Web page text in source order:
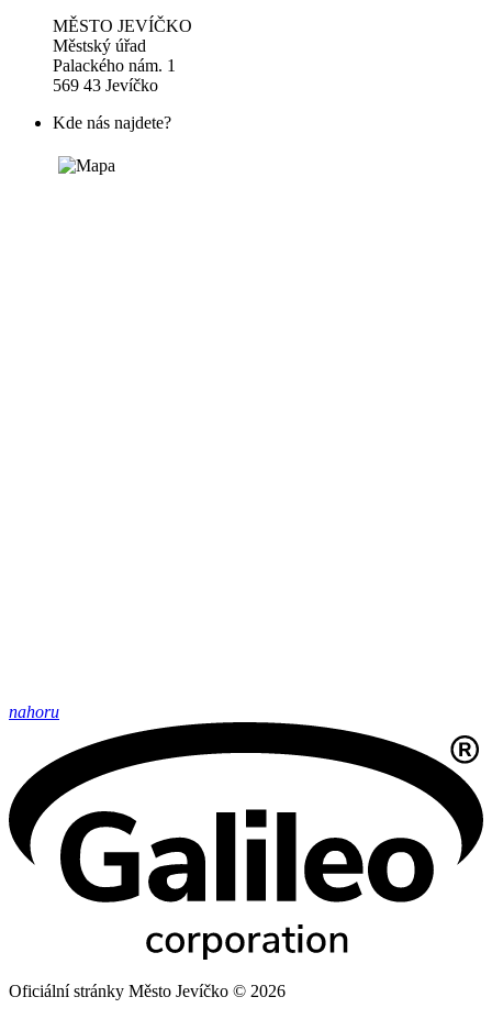
MĚSTO JEVÍČKO
Městský úřad
Palackého nám. 1
569 43 Jevíčko
Kde nás najdete?
nahoru
Oficiální stránky Město Jevíčko © 2026